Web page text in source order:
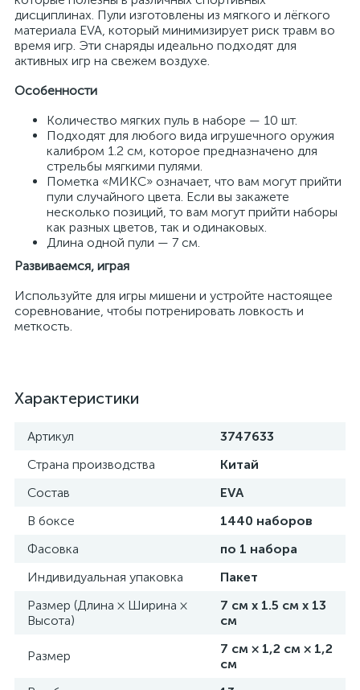
дисциплинах. Пули изготовлены из мягкого и лёгкого
материала EVA, который минимизирует риск травм во
время игр. Эти снаряды идеально подходят для
активных игр на свежем воздухе.
Особенности
Количество мягких пуль в наборе — 10 шт.
Подходят для любого вида игрушечного оружия
калибром 1.2 см, которое предназначено для
стрельбы мягкими пулями.
Пометка «МИКС» означает, что вам могут прийти
пули случайного цвета. Если вы закажете
несколько позиций, то вам могут прийти наборы
как разных цветов, так и одинаковых.
Длина одной пули — 7 см.
Развиваемся, играя
Используйте для игры мишени и устройте настоящее
соревнование, чтобы потренировать ловкость и
меткость.
Характеристики
Артикул
3747633
Страна производства
Китай
Состав
EVA
В боксе
1440 наборов
Фасовка
по 1 набора
Индивидуальная упаковка
Пакет
Размер (Длина × Ширина ×
Высота)
7 см х 1.5 см х 13
см
Размер
7 см × 1,2 см × 1,2
см